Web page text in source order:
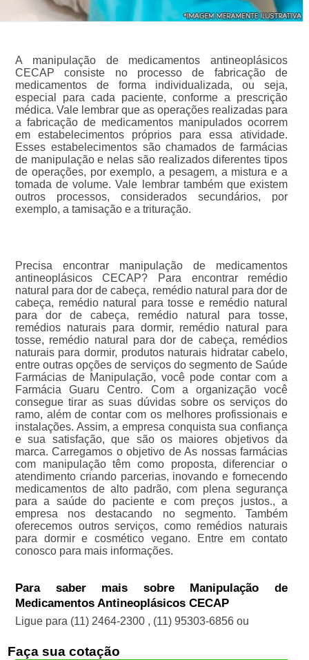
A manipulação de medicamentos antineoplásicos
CECAP consiste no processo de fabricação de
medicamentos de forma individualizada, ou seja,
especial para cada paciente, conforme a prescrição
médica. Vale lembrar que as operações realizadas para
a fabricação de medicamentos manipulados ocorrem
em estabelecimentos próprios para essa atividade.
Esses estabelecimentos são chamados de farmácias
de manipulação e nelas são realizados diferentes tipos
de operações, por exemplo, a pesagem, a mistura e a
tomada de volume. Vale lembrar também que existem
outros processos, considerados secundários, por
exemplo, a tamisação e a trituração.
Precisa encontrar manipulação de medicamentos
antineoplásicos CECAP? Para encontrar remédio
natural para dor de cabeça, remédio natural para dor de
cabeça, remédio natural para tosse e remédio natural
para dor de cabeça, remédio natural para tosse,
remédios naturais para dormir, remédio natural para
tosse, remédio natural para dor de cabeça, remédios
naturais para dormir, produtos naturais hidratar cabelo,
entre outras opções de serviços do segmento de Saúde
Farmácias de Manipulação, você pode contar com a
Farmácia Guaru Centro. Com a organização você
consegue tirar as suas dúvidas sobre os serviços do
ramo, além de contar com os melhores profissionais e
instalações. Assim, a empresa conquista sua confiança
e sua satisfação, que são os maiores objetivos da
marca. Carregamos o objetivo de As nossas farmácias
com manipulação têm como proposta, diferenciar o
atendimento criando parcerias, inovando e fornecendo
medicamentos de alto padrão, com plena segurança
para a saúde do paciente e com preços justos., a
empresa nos destacando no segmento. Também
oferecemos outros serviços, como remédios naturais
para dormir e cosmético vegano. Entre em contato
conosco para mais informações.
Para saber mais sobre Manipulação de
Medicamentos Antineoplásicos CECAP
Ligue para (11) 2464-2300 , (11) 95303-6856 ou
Faça sua cotação